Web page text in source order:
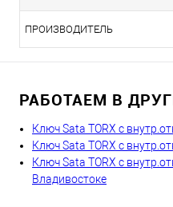
ПРОИЗВОДИТЕЛЬ
РАБОТАЕМ В
Ключ Sata TORX с
Ключ Sata TORX с
Ключ Sata TORX с
Владивостоке